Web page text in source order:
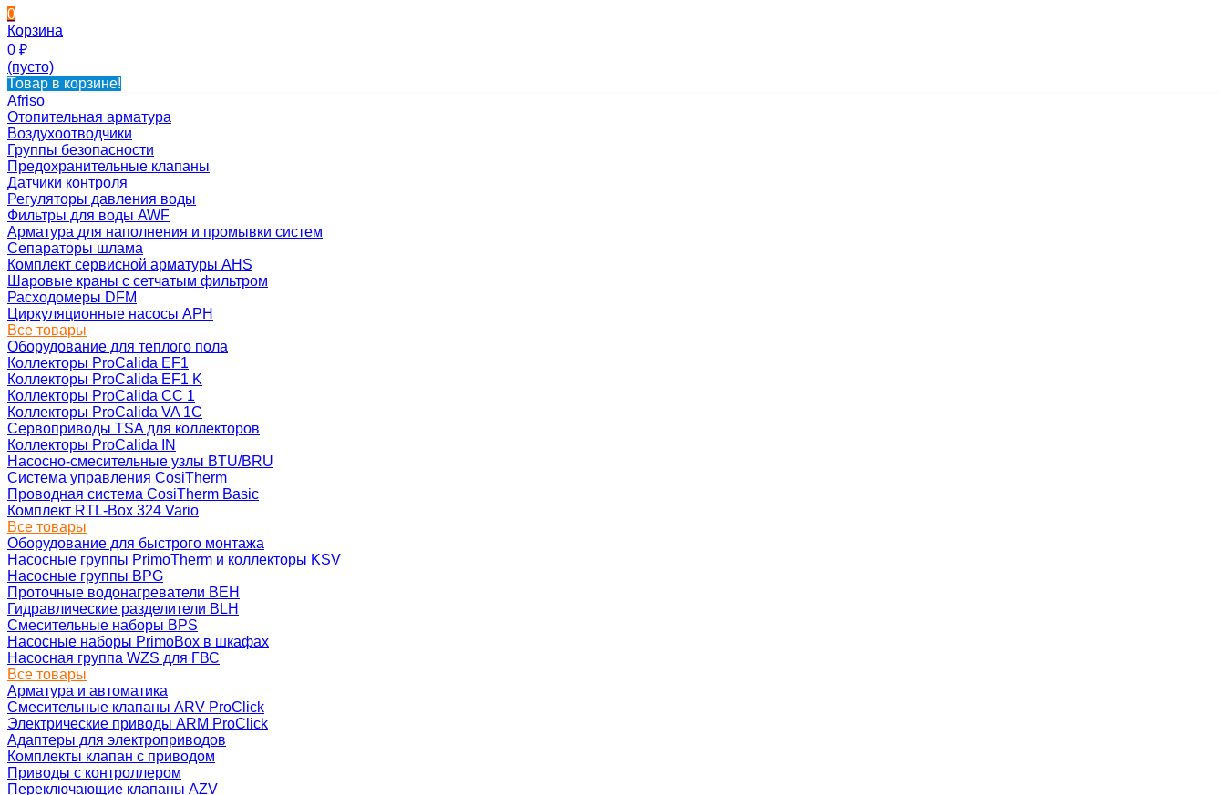
0
Корзина
0 ₽
(пусто)
Товар в корзине!
Afriso
Отопительная арматура
Воздухоотводчики
Группы безопасности
Предохранительные клапаны
Датчики контроля
Регуляторы давления воды
Фильтры для воды AWF
Арматура для наполнения и промывки систем
Сепараторы шлама
Комплект сервисной арматуры AHS
Шаровые краны с сетчатым фильтром
Расходомеры DFM
Циркуляционные насосы APH
Все товары
Оборудование для теплого пола
Коллекторы ProCalida EF1
Коллекторы ProCalida EF1 K
Коллекторы ProCalida CC 1
Коллекторы ProCalida VA 1C
Сервоприводы TSA для коллекторов
Коллекторы ProCalida IN
Насосно-смесительные узлы BTU/BRU
Система управления CosiTherm
Проводная система CosiTherm Basic
Комплект RTL‑Box 324 Vario
Все товары
Оборудование для быстрого монтажа
Насосные группы PrimoTherm и коллекторы KSV
Насосные группы BPG
Проточные водонагреватели BEH
Гидравлические разделители BLH
Смесительные наборы BPS
Насосные наборы PrimoBox в шкафах
Насосная группа WZS для ГВС
Все товары
Арматура и автоматика
Смесительные клапаны ARV ProClick
Электрические приводы ARM ProClick
Адаптеры для электроприводов
Комплекты клапан с приводом
Приводы с контроллером
Переключающие клапаны AZV